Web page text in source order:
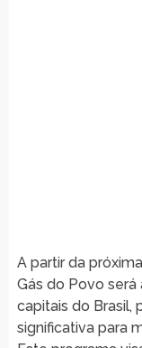
A partir da
Gás do Povo será
capitais do Brasil,
significativa para